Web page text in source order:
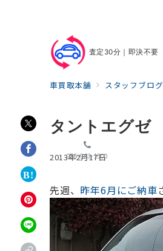
査定30分｜即決不要
055-963-1500
車買取本舗 スタッフブログ
タントエグゼ
2013年2月17日
先週、 昨年6月にご納車